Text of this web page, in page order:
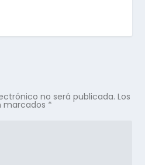
no será publicada. Los
marcados *